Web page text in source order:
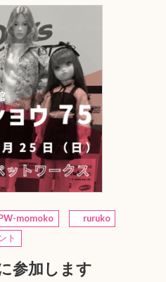
momoko
ruruko
ト
参加します